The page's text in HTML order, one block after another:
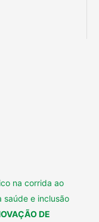
na corrida ao
saúde e inclusão
DE